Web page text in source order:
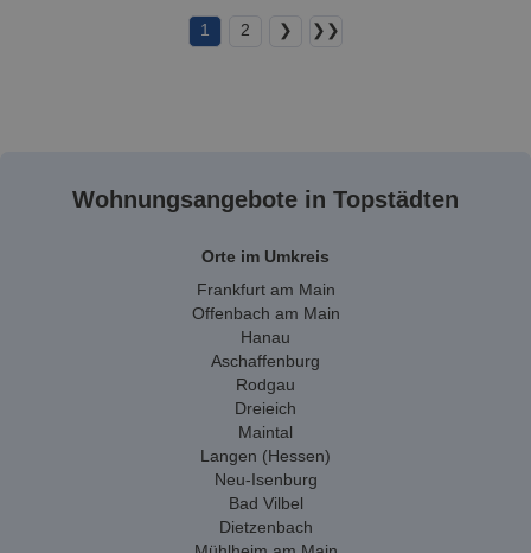
1 2 ❯ ❯❯
Wohnungsangebote in Topstädten
Orte im Umkreis
Frankfurt am Main
Offenbach am Main
Hanau
Aschaffenburg
Rodgau
Dreieich
Maintal
Langen (Hessen)
Neu-Isenburg
Bad Vilbel
Dietzenbach